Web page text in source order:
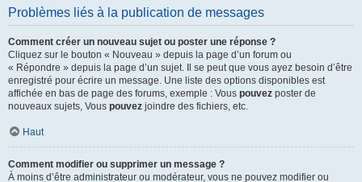
Problèmes liés à la publication de messages
Comment créer un nouveau sujet ou poster une réponse ?
Cliquez sur le bouton « Nouveau » depuis la page d’un forum ou
« Répondre » depuis la page d’un sujet. Il se peut que vous ayez besoin d’être
enregistré pour écrire un message. Une liste des options disponibles est
affichée en bas de page des forums, exemple : Vous pouvez poster de
nouveaux sujets, Vous pouvez joindre des fichiers, etc.
Haut
Comment modifier ou supprimer un message ?
À moins d’être administrateur ou modérateur, vous ne pouvez modifier ou